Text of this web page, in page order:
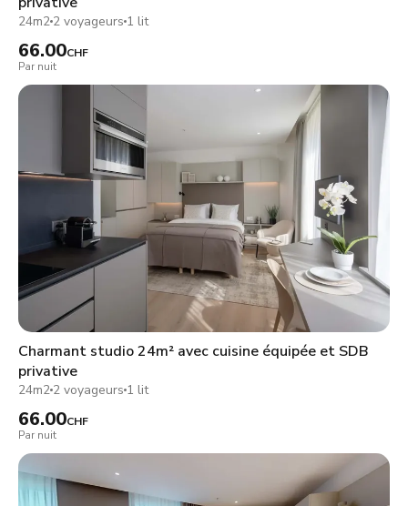
24m2 2 voyageurs 1 lit
66.00CHF
Par nuit
Charmant studio 24m² avec cuisine équipée et SDB
privative
24m2 2 voyageurs 1 lit
66.00CHF
Par nuit